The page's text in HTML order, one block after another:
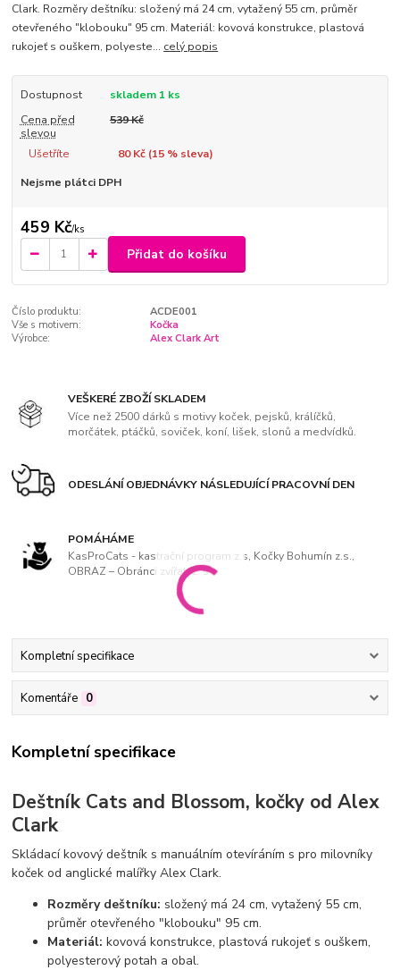
Clark. Rozměry deštníku: složený má 24 cm, vytažený 55 cm, průměr
otevřeného "klobouku" 95 cm. Materiál: kovová konstrukce, plastová
rukojeť s ouškem, polyeste... celý popis
Dostupnost
skladem 1 ks
Cena před
slevou
539 Kč
Ušetříte 80 Kč (15% sleva)
Nejsme plátci DPH
459 Kč/ks
Přidat do košíku
Číslo produktu:
ACDE001
Vše s motivem:
Kočka
Výrobce:
Alex Clark Art
VEŠKERÉ ZBOŽÍ SKLADEM
Více než 2500 dárků s motivy koček, pejsků, králíčků,
morčátek, ptáčků, soviček, koní, lišek, slonů a medvídků.
ODESLÁNÍ OBJEDNÁVKY NÁSLEDUJÍCÍ PRACOVNÍ DEN
POMÁHÁME
KasProCats - kastrační program z.s, Kočky Bohumín z.s.,
OBRAZ – Obránci zvířat, z. s
Kompletní specifikace
Komentáře 0
Kompletní specifikace
Deštník Cats and Blossom, kočky od Alex
Clark
Skládací kovový deštník s manuálním otevíráním s pro milovníky
koček od anglické malířky Alex Clark.
Rozměry deštníku: složený má 24 cm, vytažený 55 cm,
průměr otevřeného "klobouku" 95 cm.
Materiál: kovová konstrukce, plastová rukojeť s ouškem,
polyesterový potah a obal.